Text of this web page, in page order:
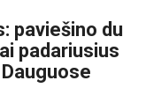
paviešino du
padariusius